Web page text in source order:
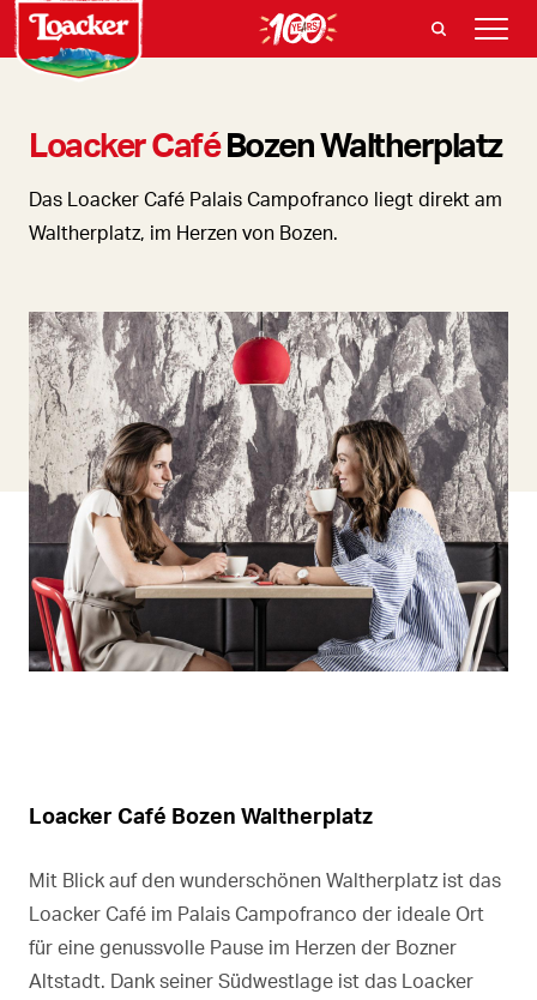
Loacker CaféBozen Waltherplatz
Das Loacker Café Palais Campofranco liegt direkt am
Waltherplatz, im Herzen von Bozen.
Loacker Café Bozen Waltherplatz
Mit Blick auf den wunderschönen Waltherplatz ist das
Loacker Café im Palais Campofranco der ideale Ort
für eine genussvolle Pause im Herzen der Bozner
Altstadt. Dank seiner Südwestlage ist das Loacker